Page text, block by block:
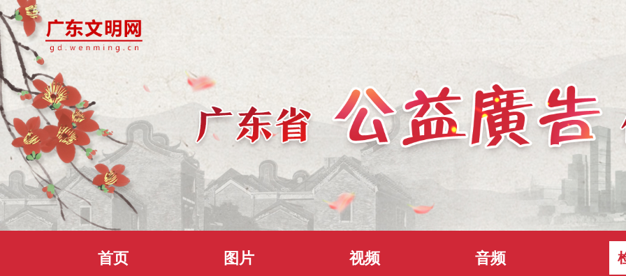
首页 图片 视频 音频